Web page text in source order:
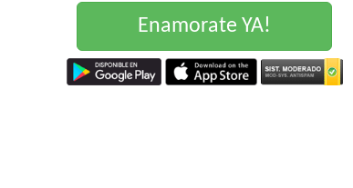
Enamorate YA!